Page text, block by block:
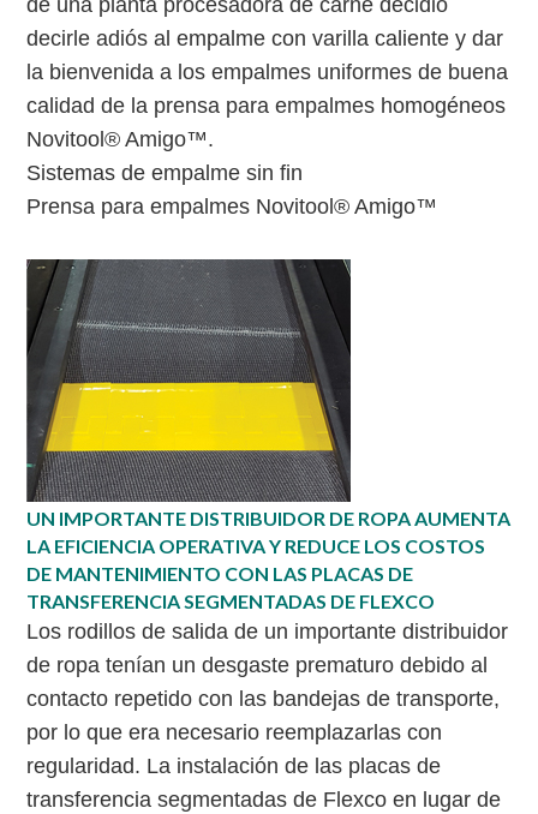
de una planta procesadora de carne decidió
decirle adiós al empalme con varilla caliente y dar
la bienvenida a los empalmes uniformes de buena
calidad de la prensa para empalmes homogéneos
Novitool® Amigo™.
Sistemas de empalme sin fin
Prensa para empalmes Novitool® Amigo™
UN IMPORTANTE DISTRIBUIDOR DE ROPA AUMENTA
LA EFICIENCIA OPERATIVA Y REDUCE LOS COSTOS
DE MANTENIMIENTO CON LAS PLACAS DE
TRANSFERENCIA SEGMENTADAS DE FLEXCO
Los rodillos de salida de un importante distribuidor
de ropa tenían un desgaste prematuro debido al
contacto repetido con las bandejas de transporte,
por lo que era necesario reemplazarlas con
regularidad. La instalación de las placas de
transferencia segmentadas de Flexco en lugar de